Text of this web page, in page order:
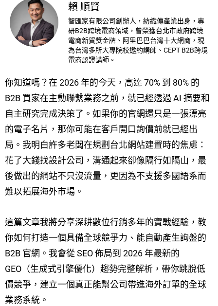
賴 順賢
智匯家有限公司創辦人，紡織傳產業出身，專
研B2B跨境電商領域，曾榮獲台北市政府跨境
電商新貿獎金牌、阿里巴巴台灣十大網商，現
為台灣多所大專院校邀約講師、CEPT B2B跨境
電商認證講師。
你知道嗎？在 2026 年的今天，高達 70% 到 80% 的
B2B 買家在主動聯繫業務之前，就已經透過 AI 摘要和
自主研究完成決策了。如果你的官網還只是一張漂亮
的電子名片，那你可能在客戶開口詢價前就已經出
局。我明白許多老闆在規劃台北網站建置時的焦慮：
花了大錢找設計公司，溝通起來卻像隔行如隔山，最
後做出的網站不只沒流量，更因為不支援多國語系而
難以拓展海外市場。
這篇文章我將分享深耕數位行銷多年的實戰經驗，教
你如何打造一個具備全球競爭力、能自動產生詢盤的
B2B 官網。我會從 SEO 佈局到 2026 年最新的
GEO（生成式引擎優化）趨勢完整解析，帶你跳脫低
價競爭，建立一個真正能幫公司帶進海外訂單的全球
業務系統。